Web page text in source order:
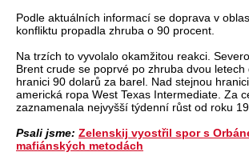
Podle aktuálních informací se doprava v
konfliktu propadla zhruba o 90 procent.
Na trzích to vyvolalo okamžitou reakci.
Brent crude se poprvé po zhruba dvou letech
hranici 90 dolarů za barel. Nad stejnou
americká ropa West Texas Intermediate. Za
zaznamenala nejvyšší týdenní růst od roku
Psali jsme: Zelenskij vyostřil spor s
mafiánských metodách